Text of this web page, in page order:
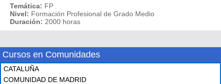
Temática: FP
Nivel: Formación Profesional de Grado Medio
Duración: 2000 horas
Cursos en Comunidades
CATALUÑA
COMUNIDAD DE MADRID